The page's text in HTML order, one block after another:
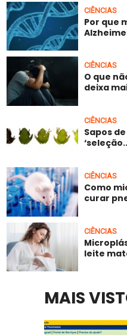
CIÊNCIAS
Por que
CIÊNCIAS
O que
deixa
CIÊNCIAS
Sapos
CIÊNCIAS
Como
curar
CIÊNCIAS
leite
MAIS